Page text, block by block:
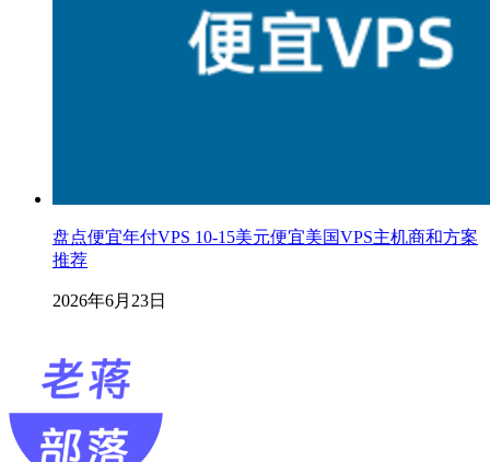
盘点便宜年付VPS 10-15美元便宜美国VPS主机商和方案
推荐
2026年6月23日